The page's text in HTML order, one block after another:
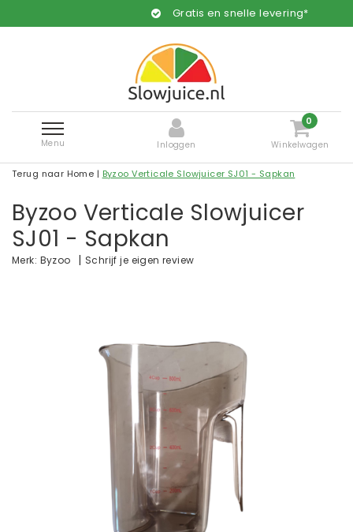
Gratis en snelle levering*
Menu Inloggen
0
Winkelwagen
Terug naar Home | Byzoo Verticale Slowjuicer SJ01 - Sapkan
Byzoo Verticale Slowjuicer
SJ01 - Sapkan
Merk: Byzoo | Schrijf je eigen review